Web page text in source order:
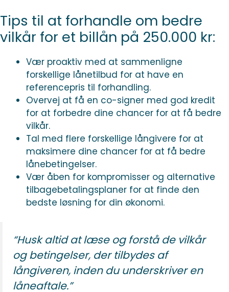
Tips til at forhandle om bedre
vilkår for et billån på 250.000 kr:
Vær proaktiv med at sammenligne
forskellige lånetilbud for at have en
referencepris til forhandling.
Overvej at få en co-signer med god kredit
for at forbedre dine chancer for at få bedre
vilkår.
Tal med flere forskellige långivere for at
maksimere dine chancer for at få bedre
lånebetingelser.
Vær åben for kompromisser og alternative
tilbagebetalingsplaner for at finde den
bedste løsning for din økonomi.
“Husk altid at læse og forstå de vilkår
og betingelser, der tilbydes af
långiveren, inden du underskriver en
låneaftale.”